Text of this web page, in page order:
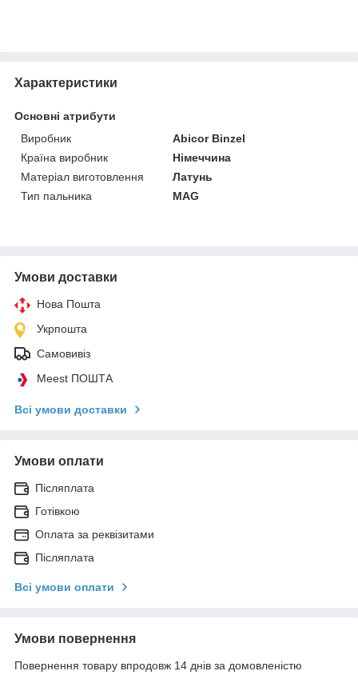
Характеристики
Основні атрибути
Виробник
Abicor Binzel
Країна виробник
Німеччина
Матеріал виготовлення
Латунь
Тип пальника
MAG
Умови доставки
Нова Пошта
Укрпошта
Самовивіз
Meest ПОШТА
Всі умови доставки
Умови оплати
Післяплата
Готівкою
Оплата за реквізитами
Післяплата
Всі умови оплати
Умови повернення
Повернення товару впродовж 14 днів за домовленістю